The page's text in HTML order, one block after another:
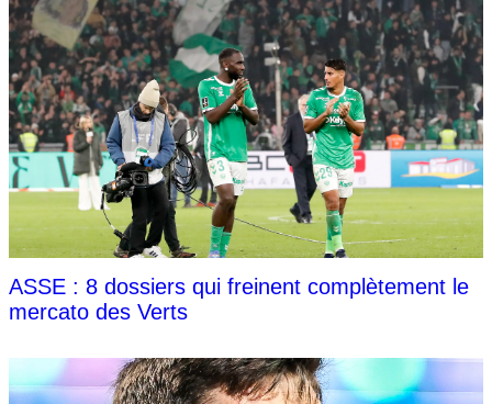
ASSE : 8 dossiers qui freinent complètement le
mercato des Verts